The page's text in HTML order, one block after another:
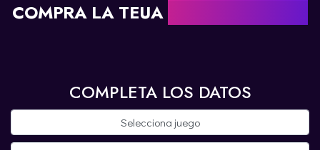
COMPRA LA TEUA
COMPLETA LOS DATOS